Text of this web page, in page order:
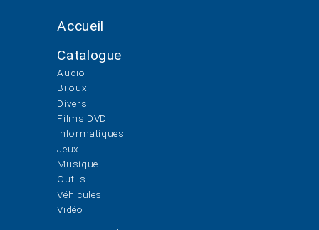
Accueil
Catalogue
Audio
Bijoux
Divers
Films DVD
Informatiques
Jeux
Musique
Outils
Véhicules
Vidéo